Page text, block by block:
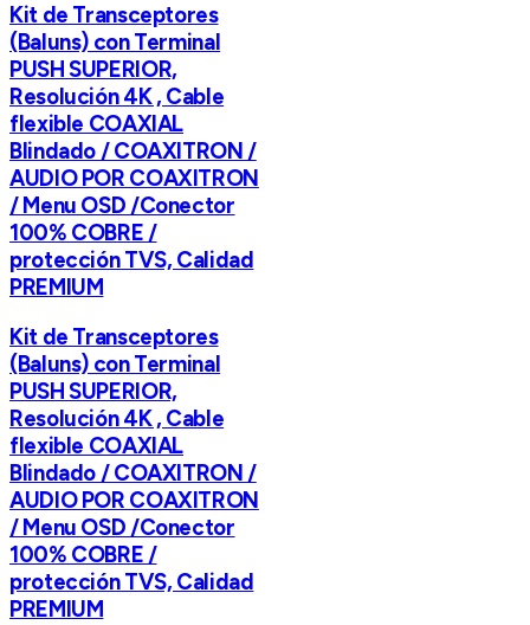
Kit de Transceptores
(Baluns) con Terminal
PUSH SUPERIOR,
Resolución 4K , Cable
flexible COAXIAL
Blindado / COAXITRON /
AUDIO POR COAXITRON
/ Menu OSD /Conector
100% COBRE /
protección TVS, Calidad
PREMIUM
Kit de Transceptores
(Baluns) con Terminal
PUSH SUPERIOR,
Resolución 4K , Cable
flexible COAXIAL
Blindado / COAXITRON /
AUDIO POR COAXITRON
/ Menu OSD /Conector
100% COBRE /
protección TVS, Calidad
PREMIUM